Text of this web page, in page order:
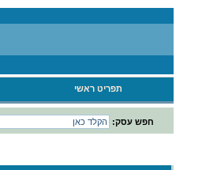
תפריט ראשי
חפש עסק: